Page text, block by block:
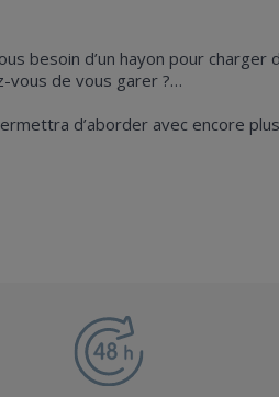
besoin d’un hayon pour
vous de vous garer ?…
d’aborder avec encore